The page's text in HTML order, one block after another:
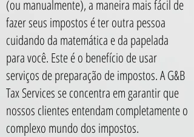
(ou manualmente), a maneira mais fácil de
fazer seus impostos é ter outra pessoa
cuidando da matemática e da papelada
para você. Este é o benefício de usar
serviços de preparação de impostos. A G&B
Tax Services se concentra em garantir que
nossos clientes entendam completamente o
complexo mundo dos impostos.